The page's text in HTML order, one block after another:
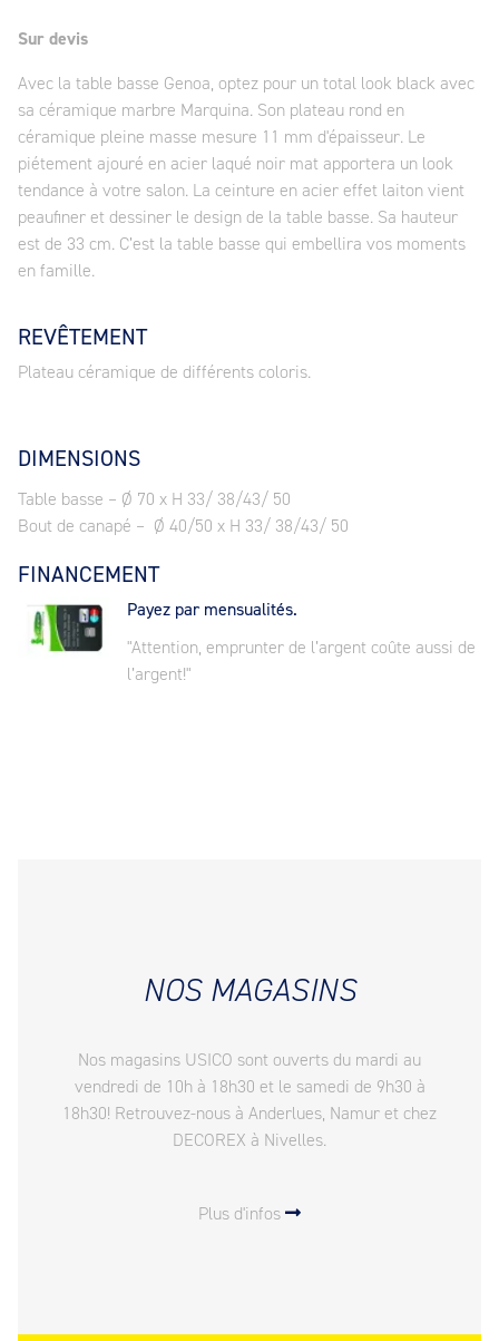
Sur devis
Avec la table basse Genoa, optez pour un total look black avec
sa céramique marbre Marquina. Son plateau rond en
céramique pleine masse mesure 11 mm d'épaisseur. Le
piétement ajouré en acier laqué noir mat apportera un look
tendance à votre salon. La ceinture en acier effet laiton vient
peaufiner et dessiner le design de la table basse. Sa hauteur
est de 33 cm. C’est la table basse qui embellira vos moments
en famille.
REVÊTEMENT
Plateau céramique de différents coloris.
DIMENSIONS
Table basse – Ø 70 x H 33/ 38/43/ 50
Bout de canapé – Ø 40/50 x H 33/ 38/43/ 50
FINANCEMENT
Payez par mensualités.
"Attention, emprunter de l’argent coûte aussi de
l’argent!"
NOS MAGASINS
Nos magasins USICO sont ouverts du mardi au
vendredi de 10h à 18h30 et le samedi de 9h30 à
18h30! Retrouvez-nous à Anderlues, Namur et chez
DECOREX à Nivelles.
Plus d'infos